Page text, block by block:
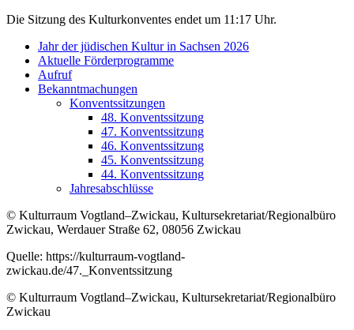
Die Sitzung des Kulturkonventes endet um 11:17 Uhr.
Jahr der jüdischen Kultur in Sachsen 2026
Aktuelle Förderprogramme
Aufruf
Bekanntmachungen
Konventssitzungen
48. Konventssitzung
47. Konventssitzung
46. Konventssitzung
45. Konventssitzung
44. Konventssitzung
Jahresabschlüsse
© Kulturraum Vogtland–Zwickau, Kultursekretariat/Regionalbüro
Zwickau, Werdauer Straße 62, 08056 Zwickau
Quelle: https://kulturraum-vogtland-
zwickau.de/47._Konventssitzung
© Kulturraum Vogtland–Zwickau, Kultursekretariat/Regionalbüro
Zwickau